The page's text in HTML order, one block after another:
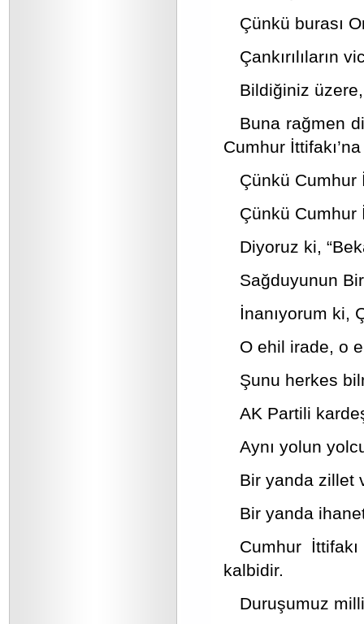
Çünkü burası
Çankırılıların
Bildiğiniz
Buna rağmen
Cumhur
Çünkü Cumhur
Çünkü Cumhur
Diyoruz ki,
Sağduyunun
İnanıyorum ki,
O ehil irade, o
Şunu herkes
AK Partili
Aynı yolun
Bir yanda zillet
Bir yanda
Cumhur
kalbidir.
Duruşumuz